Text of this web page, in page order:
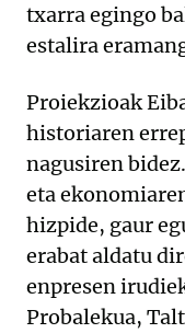
txarra egingo
estalira
Proiekzioak
historiaren
nagusiren
eta
hizpide, gaur
erabat aldatu
enpresen
Probalekua,